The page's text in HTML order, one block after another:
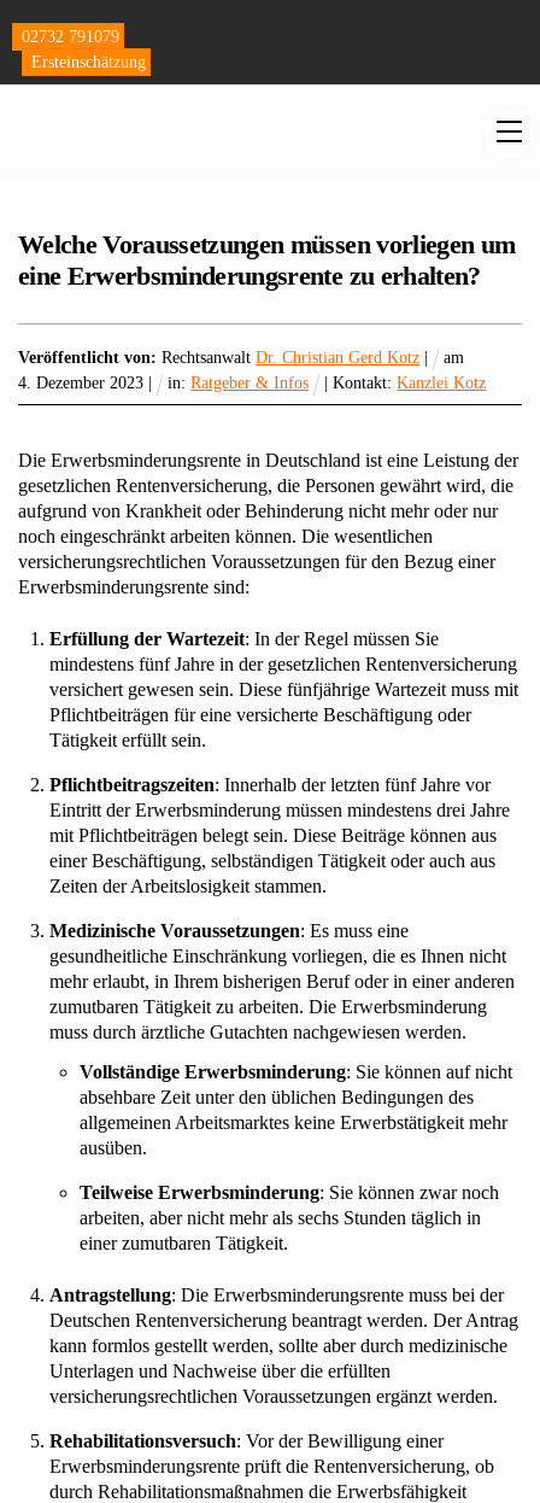
content
02732 791079
Ersteinschätzung
Welche Voraussetzungen müssen vorliegen um
eine Erwerbsminderungsrente zu erhalten?
Veröffentlicht von: Rechtsanwalt Dr. Christian Gerd Kotz
am
4. Dezember 2023 in:Ratgeber & Infos | Kontakt:Kanzlei Kotz
Die Erwerbsminderungsrente in Deutschland ist eine Leistung der
gesetzlichen Rentenversicherung, die Personen gewährt wird, die
aufgrund von Krankheit oder Behinderung nicht mehr oder nur
noch eingeschränkt arbeiten können. Die wesentlichen
versicherungsrechtlichen Voraussetzungen für den Bezug einer
Erwerbsminderungsrente sind:
Erfüllung der Wartezeit: In der Regel müssen Sie
mindestens fünf Jahre in der gesetzlichen Rentenversicherung
versichert gewesen sein. Diese fünfjährige Wartezeit muss mit
Pflichtbeiträgen für eine versicherte Beschäftigung oder
Tätigkeit erfüllt sein.
Pflichtbeitragszeiten: Innerhalb der letzten fünf Jahre vor
Eintritt der Erwerbsminderung müssen mindestens drei Jahre
mit Pflichtbeiträgen belegt sein. Diese Beiträge können aus
einer Beschäftigung, selbständigen Tätigkeit oder auch aus
Zeiten der Arbeitslosigkeit stammen.
Medizinische Voraussetzungen: Es muss eine
gesundheitliche Einschränkung vorliegen, die es Ihnen nicht
mehr erlaubt, in Ihrem bisherigen Beruf oder in einer anderen
zumutbaren Tätigkeit zu arbeiten. Die Erwerbsminderung
muss durch ärztliche Gutachten nachgewiesen werden.
Vollständige Erwerbsminderung: Sie können auf nicht
absehbare Zeit unter den üblichen Bedingungen des
allgemeinen Arbeitsmarktes keine Erwerbstätigkeit mehr
ausüben.
Teilweise Erwerbsminderung: Sie können zwar noch
arbeiten, aber nicht mehr als sechs Stunden täglich in
einer zumutbaren Tätigkeit.
Antragstellung: Die Erwerbsminderungsrente muss bei der
Deutschen Rentenversicherung beantragt werden. Der Antrag
kann formlos gestellt werden, sollte aber durch medizinische
Unterlagen und Nachweise über die erfüllten
versicherungsrechtlichen Voraussetzungen ergänzt werden.
Rehabilitationsversuch: Vor der Bewilligung einer
Erwerbsminderungsrente prüft die Rentenversicherung, ob
durch Rehabilitationsmaßnahmen die Erwerbsfähigkeit